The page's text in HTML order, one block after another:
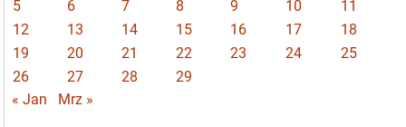
5
6 7 8 9 10
11
12
13 14 15 16 17
18
19
20 21 22 23 24
25
26
27 28
29
« Jan
Mrz »